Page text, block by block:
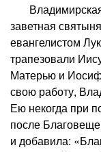
Владимирская
заветная
евангелистом
трапезовали
Матерью и
свою работу,
Ею некогда при
после
и добавила: